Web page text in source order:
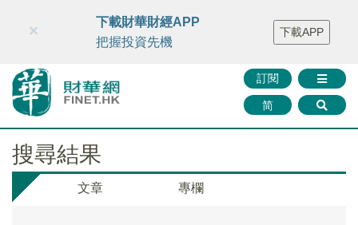
財華智庫網 FINTV FINMETA 財華證券 媒體矩陣
智庫沙龍
聯絡我們
訂閱
简
×
下載財華財經APP
把握投資先機
下載APP
搜尋結果
文章 專欄